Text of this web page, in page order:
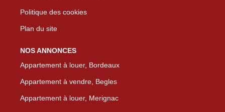
Politique des cookies
Plan du site
NOS ANNONCES
Appartement à louer, Bordeaux
Appartement à vendre, Begles
Appartement à louer, Merignac